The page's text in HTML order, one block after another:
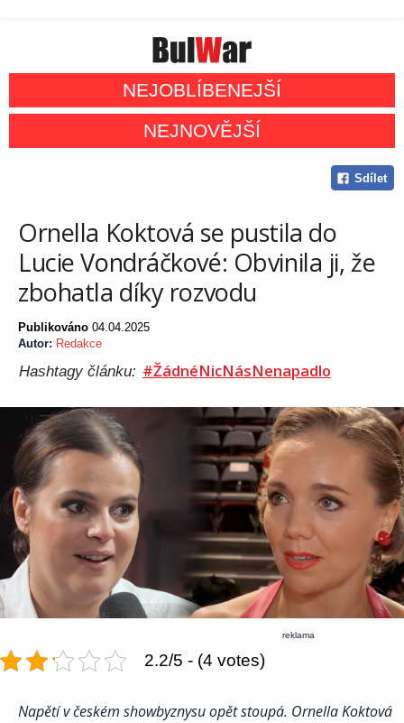
NEJOBLÍBENEJŠÍ
NEJNOVĚJŠÍ
Sdílet
Ornella Koktová se pustila do
Lucie Vondráčkové: Obvinila ji, že
zbohatla díky rozvodu
Publikováno 04.04.2025
Autor: Redakce
Hashtagy článku: #ŽádnéNicNásNenapadlo
reklama
2.2/5 - (4 votes)
Napětí v českém showbyznysu opět stoupá. Ornella Koktová